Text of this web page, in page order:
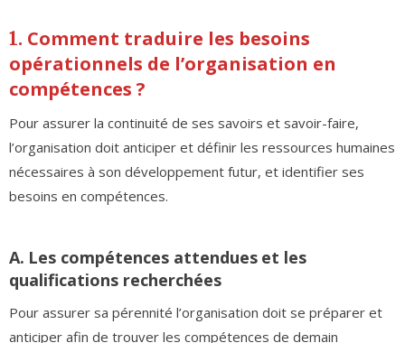
1. Comment traduire les besoins
opérationnels de l’organisation en
compétences ?
Pour assurer la continuité de ses savoirs et savoir-faire,
l’organisation doit anticiper et définir les ressources humaines
nécessaires à son développement futur, et identifier ses
besoins en compétences.
A. Les compétences attendues et les
qualifications recherchées
Pour assurer sa pérennité l’organisation doit se préparer et
anticiper afin de trouver les compétences de demain